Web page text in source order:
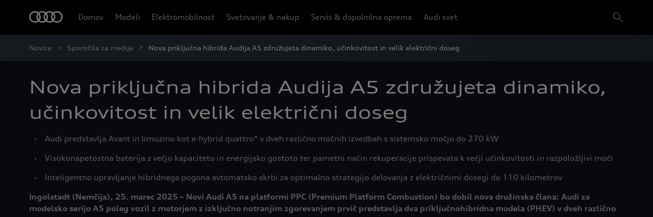
Domov Modeli Elektromobilnost Svetovanje & nakup Servis & dopolnilna oprema Audi svet
Novice Sporočila za medije Nova priključna hibrida Audija A5 združujeta dinamiko, učinkovitost in velik električni doseg
Nova priključna hibrida Audija A5 združujeta dinamiko,
učinkovitost in velik električni doseg
›
Audi predstavlja Avant in limuzino kot e-hybrid quattro* v dveh različno močnih izvedbah s sistemsko močjo do 270 kW
›
Visokonapetostna baterija z večjo kapaciteto in energijsko gostoto ter pametni način rekuperacije prispevata k večji učinkovitosti in razpoložljivi moči
›
Inteligentno upravljanje hibridnega pogona avtomatsko skrbi za optimalno strategijo delovanja z električnimi dosegi do 110 kilometrov
Ingolstadt (Nemčija), 25. marec 2025 – Novi Audi A5 na platformi PPC (Premium Platform Combustion) bo dobil nova družinska člana: Audi za
modelsko serijo A5 poleg vozil z motorjem z izključno notranjim zgorevanjem prvič predstavlja dva priključnohibridna modela (PHEV) v dveh različno